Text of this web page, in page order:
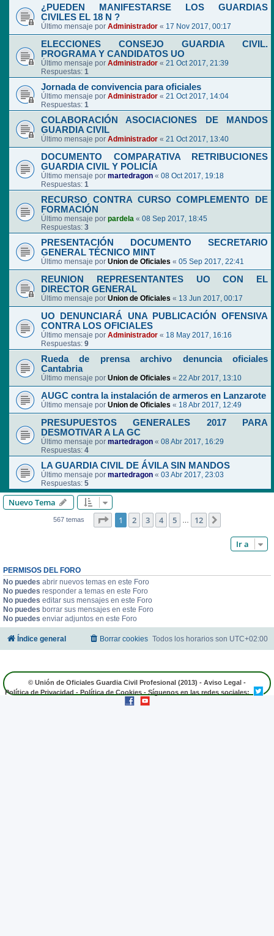
¿PUEDEN MANIFESTARSE LOS GUARDIAS
CIVILES EL 18 N ?
Último mensaje por Administrador « 17 Nov 2017, 00:17
ELECCIONES CONSEJO GUARDIA CIVIL.
PROGRAMA Y CANDIDATOS UO
Último mensaje por Administrador « 21 Oct 2017, 21:39
Respuestas: 1
Jornada de convivencia para oficiales
Último mensaje por Administrador « 21 Oct 2017, 14:04
Respuestas: 1
COLABORACIÓN ASOCIACIONES DE MANDOS
GUARDIA CIVIL
Último mensaje por Administrador « 21 Oct 2017, 13:40
DOCUMENTO COMPARATIVA RETRIBUCIONES
GUARDIA CIVIL Y POLICÍA
Último mensaje por martedragon « 08 Oct 2017, 19:18
Respuestas: 1
RECURSO CONTRA CURSO COMPLEMENTO DE
FORMACIÓN
Último mensaje por pardela « 08 Sep 2017, 18:45
Respuestas: 3
PRESENTACIÓN DOCUMENTO SECRETARIO
GENERAL TÉCNICO MINT
Último mensaje por Union de Oficiales « 05 Sep 2017, 22:41
REUNION REPRESENTANTES UO CON EL
DIRECTOR GENERAL
Último mensaje por Union de Oficiales « 13 Jun 2017, 00:17
UO DENUNCIARÁ UNA PUBLICACIÓN OFENSIVA
CONTRA LOS OFICIALES
Último mensaje por Administrador « 18 May 2017, 16:16
Respuestas: 9
Rueda de prensa archivo denuncia oficiales
Cantabria
Último mensaje por Union de Oficiales « 22 Abr 2017, 13:10
AUGC contra la instalación de armeros en Lanzarote
Último mensaje por Union de Oficiales « 18 Abr 2017, 12:49
PRESUPUESTOS GENERALES 2017 PARA
DESMOTIVAR A LA GC
Último mensaje por martedragon « 08 Abr 2017, 16:29
Respuestas: 4
LA GUARDIA CIVIL DE ÁVILA SIN MANDOS
Último mensaje por martedragon « 03 Abr 2017, 23:03
Respuestas: 5
Nuevo Tema
567 temas Página de 12
1 2 3 4 5 … 12
Ir a
PERMISOS DEL FORO
No puedes abrir nuevos temas en este Foro
No puedes responder a temas en este Foro
No puedes editar sus mensajes en este Foro
No puedes borrar sus mensajes en este Foro
No puedes enviar adjuntos en este Foro
Índice general Todos los horarios son UTC+02:00
Borrar cookies
© Unión de Oficiales Guardia Civil Profesional (2013) - Aviso Legal -
Política de Privacidad-Política de Cookies- Síguenos en las redes sociales: